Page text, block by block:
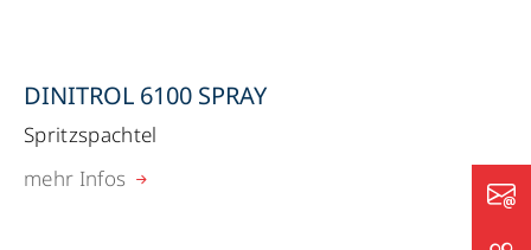
DINITROL 6100 SPRAY
Spritzspachtel
mehr Infos